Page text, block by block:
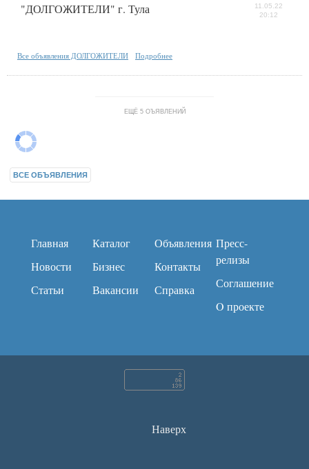
"ДОЛГОЖИТЕЛИ" г. Тула
11.05.22
20:12
Все объявления ДОЛГОЖИТЕЛИ Подробнее
ЕЩЁ 5 ОЪЯВЛЕНИЙ
ВСЕ ОБЪЯВЛЕНИЯ
Главная
Новости
Статьи
Каталог
Бизнес
Вакансии
Объявления
Контакты
Справка
Пресс-
релизы
Соглашение
O проекте
Наверх